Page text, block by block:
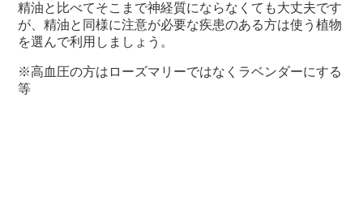
精油と比べてそこまで神経質にならなくても大丈夫です
が、精油と同様に注意が必要な疾患のある方は使う植物
を選んで利用しましょう。
※高血圧の方はローズマリーではなくラベンダーにする
等